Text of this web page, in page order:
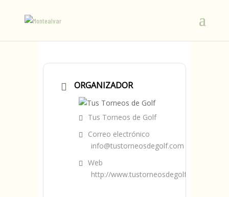
ORGANIZADOR
Tus Torneos de Golf
Correo electrónico
info@tustorneosdegolf.com
Web
http://www.tustorneosdegolf.com